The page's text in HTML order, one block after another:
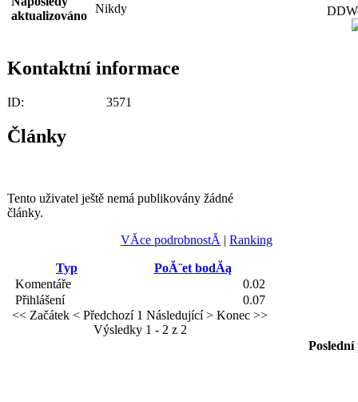
aktualizováno
Nikdy
Kontaktní informace
ID: 3571
Články
Tento uživatel ještě nemá publikovány žádné
články.
VĂ­ce podrobnostĂ­ | Ranking
Typ
PoĂ¨et bodĂą
Komentáře
0.02
Přihlášení
0.07
<< Začátek < Předchozí 1 Následující > Konec >>
Výsledky 1 - 2 z 2